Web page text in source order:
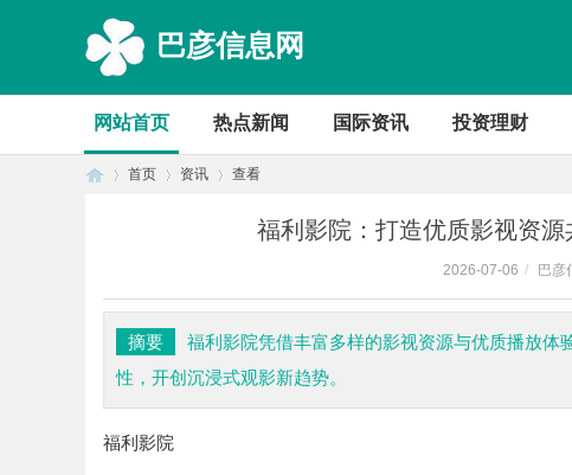
巴彦信息网
网站首页 热点新闻 国际资讯 投资理财
首页 资讯 查看
福利影院：打造优质影视资
2026-07-06 / 巴彦
摘要
福利影院凭借丰富多样的影视资源与优质播放体
性，开创沉浸式观影新趋势。
福利影院